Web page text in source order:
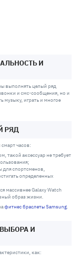
И
выполнять целый ряд
и смс-сообщения, но и
музыку, играть и многое
РЯД
часов:
такой аксессуар не требует
для спортсменов,
определенных
массивнее Galaxy Watch
образ жизни.
фитнес браслеты Samsung.
ВЫБОРА И
как: